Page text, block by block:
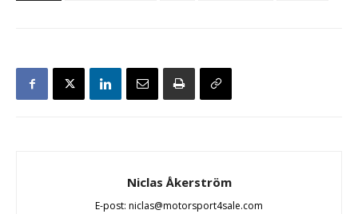
Niclas Åkerström
E-post: niclas@motorsport4sale.com